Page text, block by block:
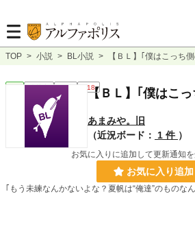
TOP > 小説 > BL小説 > 【ＢＬ】｢僕はこっち
連載中 短編 R18
【ＢＬ】｢僕はこ
あまみや。旧
（近況ボード：
1 件 ）
お気に入りに追加して更新通知
お気に入り追加
｢もう未練なんかないよな？夏帆は“俺達”のものな